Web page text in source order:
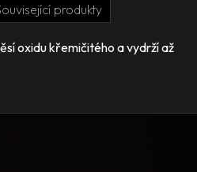
produkty
oxidu křemičitého a vydrží až